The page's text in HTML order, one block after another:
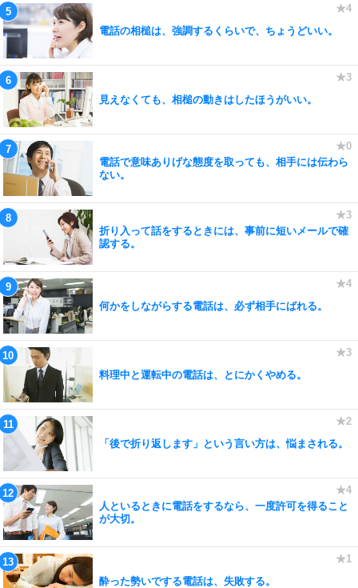
電話の相槌は、強調するくらいで、ちょうどいい。
見えなくても、相槌の動きはしたほうがいい。
電話で意味ありげな態度を取っても、相手には伝わら
ない。
折り入って話をするときには、事前に短いメールで確
認する。
何かをしながらする電話は、必ず相手にばれる。
料理中と運転中の電話は、とにかくやめる。
「後で折り返します」という言い方は、悩まされる。
人といるときに電話をするなら、一度許可を得ること
が大切。
酔った勢いでする電話は、失敗する。